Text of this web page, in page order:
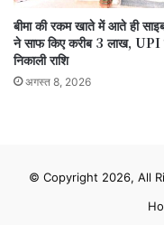
बीमा की रकम खाते में आते ही
ने साफ किए करीब 3 लाख,
निकाली राशि
अगस्त 8, 2026
© Copyright 2026, All